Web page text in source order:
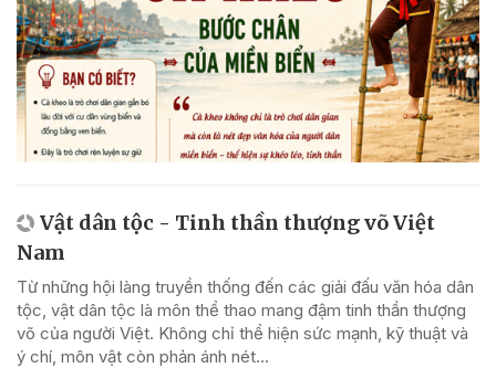
Vật dân tộc - Tinh thần thượng võ Việt
Nam
Từ những hội làng truyền thống đến các giải đấu văn hóa dân
tộc, vật dân tộc là môn thể thao mang đậm tinh thần thượng
võ của người Việt. Không chỉ thể hiện sức mạnh, kỹ thuật và
ý chí, môn vật còn phản ánh nét...